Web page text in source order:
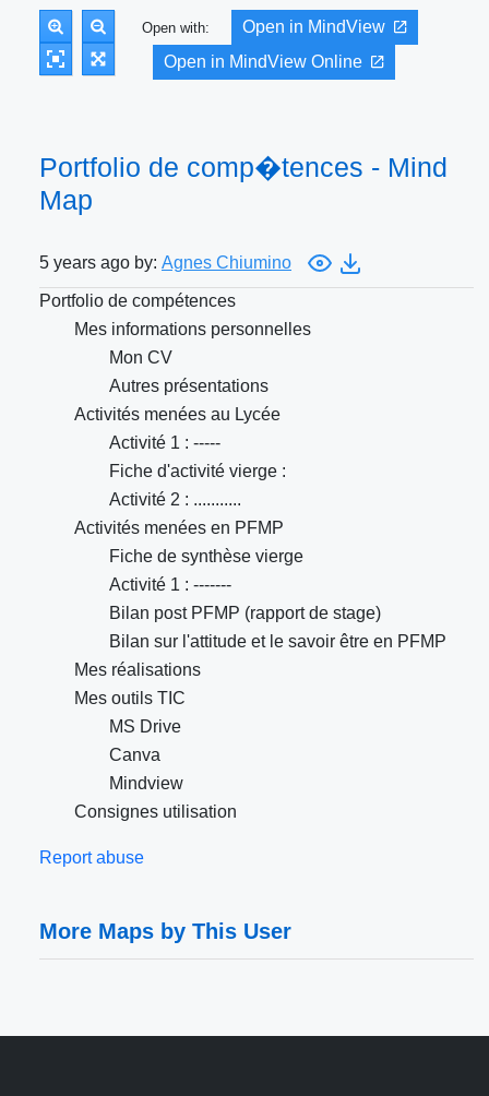
Open with:
Open in MindView
Open in MindView Online
Portfolio de comp�tences - Mind
Map
5 years ago by: Agnes Chiumino
Portfolio de compétences
Mes informations personnelles
Mon CV
Autres présentations
Activités menées au Lycée
Activité 1 : -----
Fiche d'activité vierge :
Activité 2 : ...........
Activités menées en PFMP
Fiche de synthèse vierge
Activité 1 : -------
Bilan post PFMP (rapport de stage)
Bilan sur l'attitude et le savoir être en PFMP
Mes réalisations
Mes outils TIC
MS Drive
Canva
Mindview
Consignes utilisation
Report abuse
More Maps by This User